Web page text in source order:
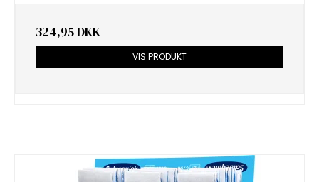
324,95 DKK
VIS PRODUKT